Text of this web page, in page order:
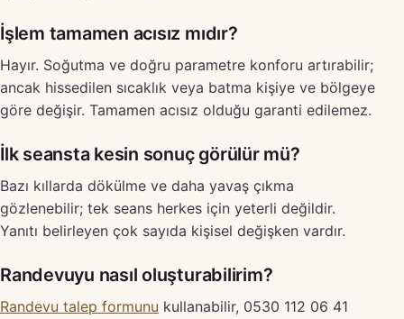
İşlem tamamen acısız mıdır?
Hayır. Soğutma ve doğru parametre konforu artırabilir;
ancak hissedilen sıcaklık veya batma kişiye ve bölgeye
göre değişir. Tamamen acısız olduğu garanti edilemez.
İlk seansta kesin sonuç görülür mü?
Bazı kıllarda dökülme ve daha yavaş çıkma
gözlenebilir; tek seans herkes için yeterli değildir.
Yanıtı belirleyen çok sayıda kişisel değişken vardır.
Randevuyu nasıl oluşturabilirim?
Randevu talep formunu kullanabilir, 0530 112 06 41